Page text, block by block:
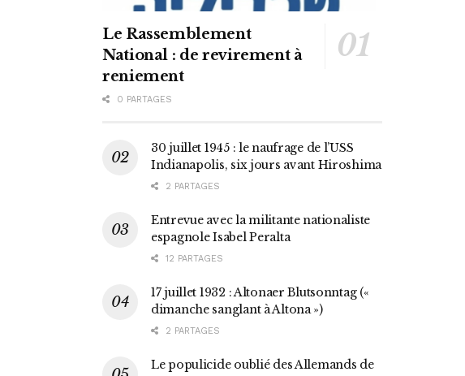
Le Rassemblement
National : de revirement à
reniement
0 PARTAGES
30 juillet 1945 : le naufrage de l’USS
Indianapolis, six jours avant Hiroshima
2 PARTAGES
Entrevue avec la militante nationaliste
espagnole Isabel Peralta
12 PARTAGES
17 juillet 1932 : Altonaer Blutsonntag («
dimanche sanglant à Altona »)
2 PARTAGES
Le populicide oublié des Allemands de